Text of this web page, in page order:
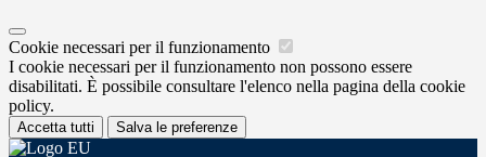
Cookie necessari per il funzionamento
I cookie necessari per il funzionamento non possono essere
disabilitati. È possibile consultare l'elenco nella pagina della cookie
policy.
Accetta tutti Salva le preferenze